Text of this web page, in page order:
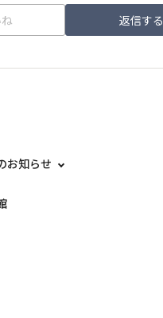
返信する
お知らせ